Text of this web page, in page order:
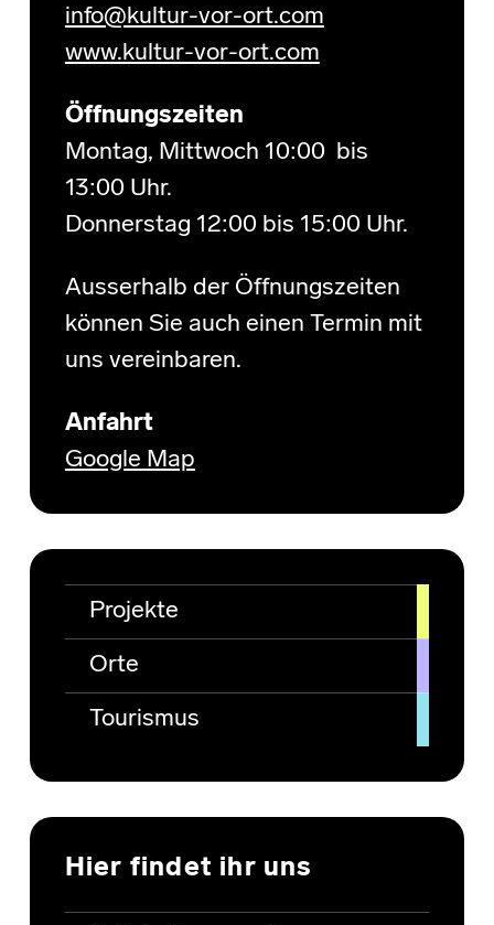
info@kultur-vor-ort.com
www.kultur-vor-ort.com
Öffnungszeiten
Montag, Mittwoch 10:00 bis
13:00 Uhr.
Donnerstag 12:00 bis 15:00 Uhr.
Ausserhalb der Öffnungszeiten
können Sie auch einen Termin mit
uns vereinbaren.
Anfahrt
Google Map
Projekte
Orte
Tourismus
Hier findet ihr uns